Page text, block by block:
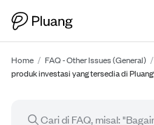
Home / FAQ - Other Issues (General) /
produk investasi yang tersedia di